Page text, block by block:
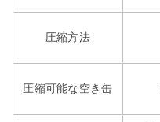
圧縮方法
圧縮可能な空き缶